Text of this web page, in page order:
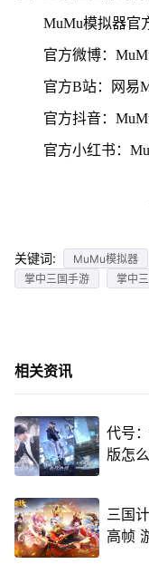
MuMu模拟器官
官方微博：
官方B站：网易
官方抖音：
官方小红书：
关键词: MuMu模拟器
掌中三国手游
掌中
相关资讯
代号
版怎
三国
高帧